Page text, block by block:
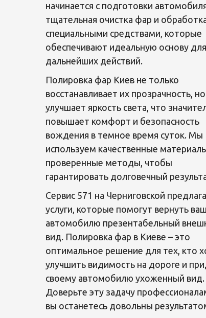
начинается с подготовки
тщательная очистка фар и
специальными средствами, которые
обеспечивают идеальную основу для
дальнейших действий.
Полировка фар Киев не только
восстанавливает их прозрачность,
улучшает яркость света, что
повышает комфорт и безопасность
вождения в темное время суток. Мы
используем качественные
проверенные методы, чтобы
гарантировать долговечный
Сервис 571 на Черниговской
услуги, которые помогут вернуть
автомобилю презентабельный
вид. Полировка фар в Киеве – это
оптимальное решение для тех, кто
улучшить видимость на дороге и
своему автомобилю ухоженный вид.
Доверьте эту задачу
вы останетесь довольны